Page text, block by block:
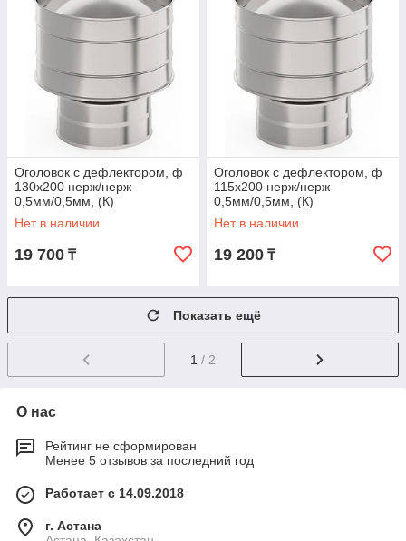
Оголовок с дефлектором, ф
130х200 нерж/нерж
0,5мм/0,5мм, (К)
Нет в наличии
19 700 ₸
Оголовок с дефлектором, ф
115х200 нерж/нерж
0,5мм/0,5мм, (К)
Нет в наличии
19 200 ₸
Показать ещё
1 / 2
О нас
Рейтинг не сформирован
Менее 5 отзывов за последний год
Работает с 14.09.2018
г. Астана